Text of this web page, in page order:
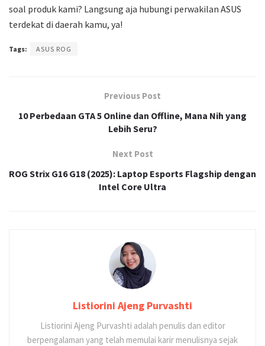
soal produk kami? Langsung aja hubungi perwakilan ASUS
terdekat di daerah kamu, ya!
Tags: ASUS ROG
Previous Post
10 Perbedaan GTA 5 Online dan Offline, Mana Nih yang
Lebih Seru?
Next Post
ROG Strix G16 G18 (2025): Laptop Esports Flagship dengan
Intel Core Ultra
Listiorini Ajeng Purvashti
Listiorini Ajeng Purvashti adalah penulis dan editor
berpengalaman yang telah memulai karir menulisnya sejak